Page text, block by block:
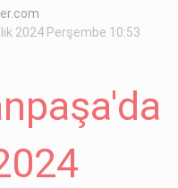
2024 Perşembe 10:53